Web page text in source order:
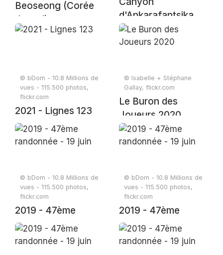
Beoseong (Corée
du sud)
d'Ankarafantsika
© bDom - 10.8 Millions de
vues - 115.500 photos,
flickr.com
2021 - Lignes 123
© Isabelle + Stéphane
Gallay, flickr.com
Le Buron des
Joueurs 2020
© bDom - 10.8 Millions de
vues - 115.500 photos,
flickr.com
2019 - 47ème
randonnée - 19 juin
© bDom - 10.8 Millions de
vues - 115.500 photos,
flickr.com
2019 - 47ème
randonnée - 19 juin